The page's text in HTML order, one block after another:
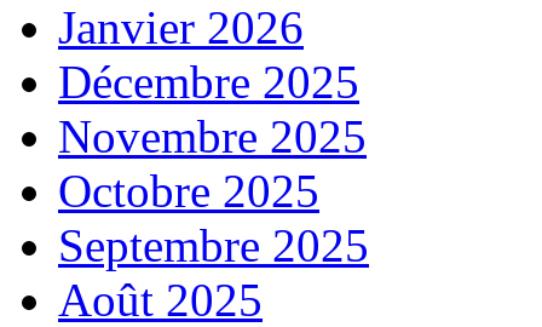
Janvier 2026
Décembre 2025
Novembre 2025
Octobre 2025
Septembre 2025
Août 2025